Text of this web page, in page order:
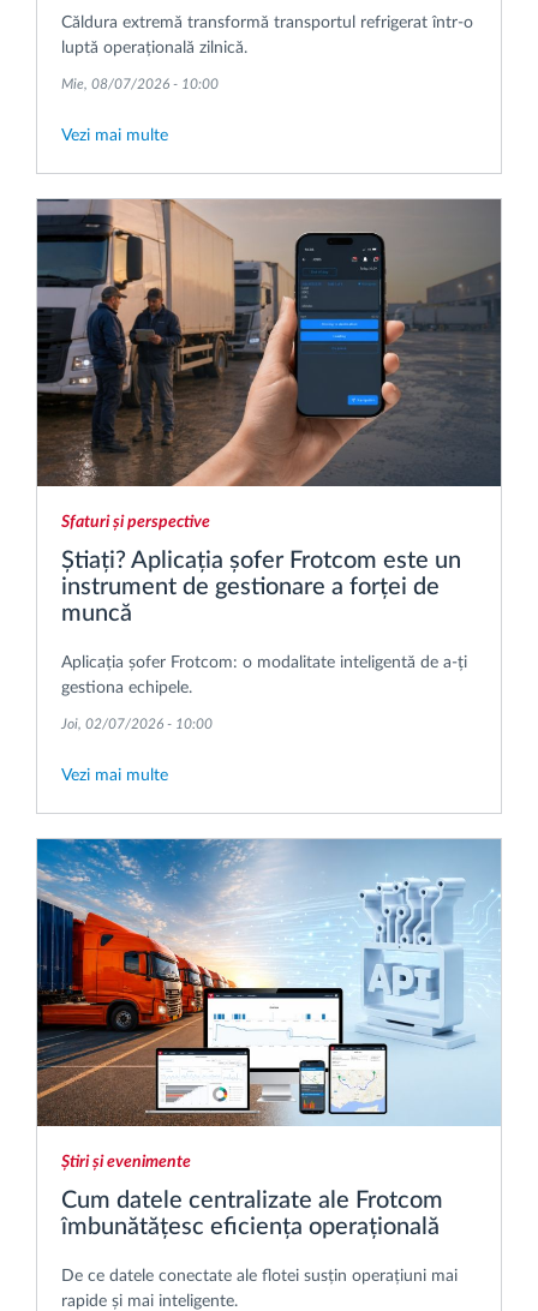
Căldura extremă transformă transportul refrigerat într-o
luptă operațională zilnică.
Mie, 08/07/2026 - 10:00
Vezi mai multe
Sfaturi și perspective
Știați? Aplicația șofer Frotcom este un
instrument de gestionare a forței de
muncă
Aplicația șofer Frotcom: o modalitate inteligentă de a-ți
gestiona echipele.
Joi, 02/07/2026 - 10:00
Vezi mai multe
Știri și evenimente
Cum datele centralizate ale Frotcom
îmbunătățesc eficiența operațională
De ce datele conectate ale flotei susțin operațiuni mai
rapide și mai inteligente.